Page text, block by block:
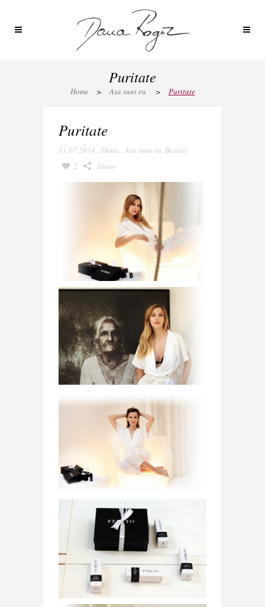
Puritate
Home > Asa sunt eu > Puritate
Puritate
11.07.2014 , Dana , Asa sunt eu, Beauty
2
Share